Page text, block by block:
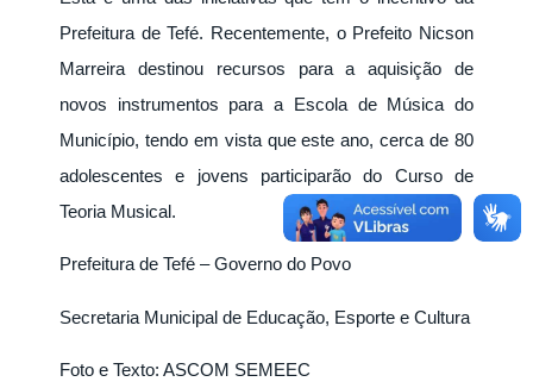
Prefeitura de Tefé. Recentemente, o Prefeito Nicson
Marreira destinou recursos para a aquisição de
novos instrumentos para a Escola de Música do
Município, tendo em vista que este ano, cerca de 80
adolescentes e jovens participarão do Curso de
Teoria Musical.
Prefeitura de Tefé – Governo do Povo
Secretaria Municipal de Educação, Esporte e Cultura
Foto e Texto: ASCOM SEMEEC